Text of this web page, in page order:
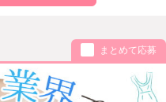
まとめて応募